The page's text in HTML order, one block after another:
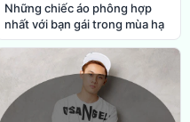
Những chiếc áo phông hợp
nhất với bạn gái trong mùa hạ